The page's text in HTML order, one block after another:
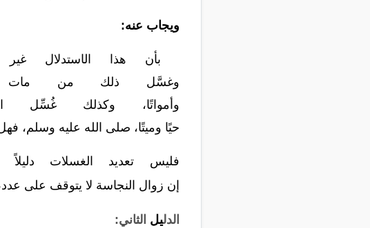
ويجاب عنه:
بأن هذا الاستدلال
وغسَّل
ذلك من مات
وأمواتًا،
وكذلك غُسِّل
حيًا وميتًا، صلى الله عليه وسلم،
فليس تعديد الغسلات دليلاً
إن زوال النجاسة لا يتوقف على
الدليل الثاني: